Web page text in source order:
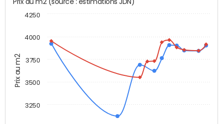
Prix au m2
3250
3500
3750
4000
4250